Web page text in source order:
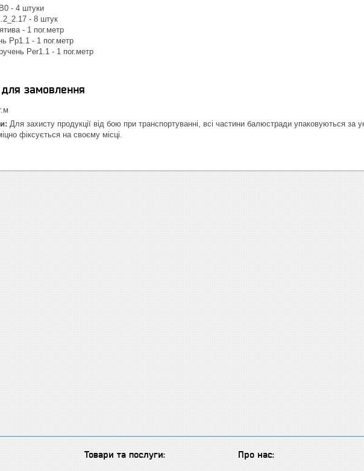
- 4 штуки
- 8 штук
- 1 пог.метр
Pp1.1 - 1 пог.метр
Per1.1 - 1 пог.метр
замовлення
Для захисту продукції від бою при транспортуванні, всі частини балюстради упаковуються за
фіксується на своєму місці.
Товари та послуги: Про нас: